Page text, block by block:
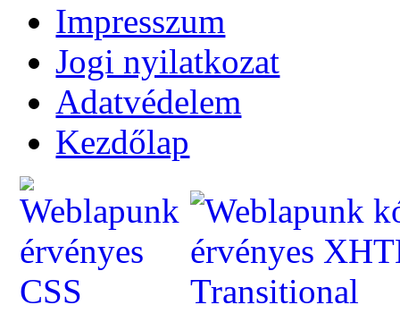
Impresszum
Jogi nyilatkozat
Adatvédelem
Kezdőlap